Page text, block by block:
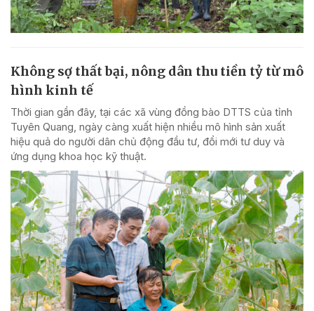
Không sợ thất bại, nông dân thu tiền tỷ từ mô
hình kinh tế
Thời gian gần đây, tại các xã vùng đồng bào DTTS của tỉnh
Tuyên Quang, ngày càng xuất hiện nhiều mô hình sản xuất
hiệu quả do người dân chủ động đầu tư, đổi mới tư duy và
ứng dụng khoa học kỹ thuật.